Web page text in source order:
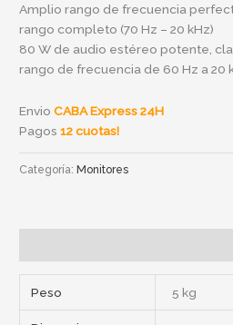
Amplio rango de frecuencia
rango completo (70 Hz – 20 kHz)
80 W de audio estéreo potente,
rango de frecuencia de 60 Hz a 20
EnvioCABA Express 24H
Pagos12 cuotas!
Categoría:Monitores
Peso 5 kg